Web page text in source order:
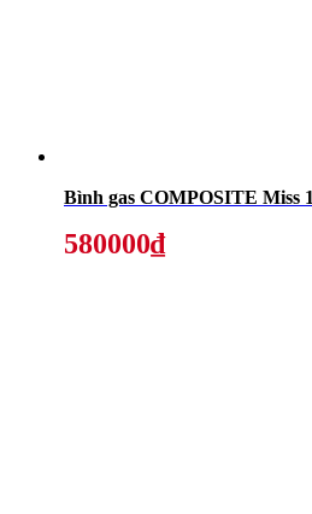
Bình gas
580000₫